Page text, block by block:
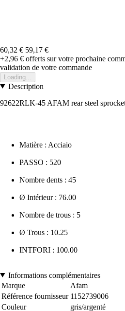
60,32 € 59,17 €
+2,96 € offerts sur votre prochaine
validation de votre commande
Loading...
Description
92622RLK-45 AFAM rear steel
Matière : Acciaio
PASSO : 520
Nombre dents : 45
Ø Intérieur : 76.00
Nombre de trous : 5
Ø Trous : 10.25
INTFORI : 100.00
Informations complémentaires
Marque
Afam
Référence fournisseur 1152739006
Couleur
gris/argenté